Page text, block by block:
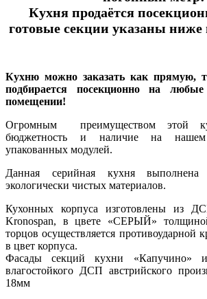
Кухня продаётся
готовые секции указаны ниже
Кухню можно заказать как прямую,
подбирается посекционно на
помещении!
Огромным преимуществом этой
бюджетность и наличие на нашем
упакованных модулей.
Данная серийная кухня выполнена
экологически чистых материалов.
Кухонных корпуса изготовлены из
Kronospan, в цвете «СЕРЫЙ»
торцов осуществляется
в цвет корпуса.
Фасады секций кухни «Капучино»
влагостойкого ДСП австрийского
18мм